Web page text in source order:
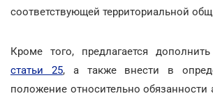
соответствующей территориальной
Кроме того, предлагается
статьи 25, а также внести в
положение относительно обязанности